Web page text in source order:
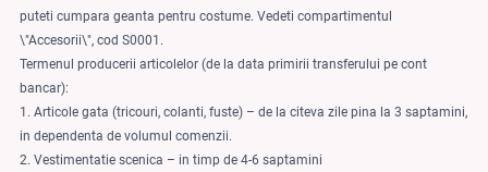
puteti cumpara geanta pentru costume. Vedeti compartimentul
\"Accesorii\", cod S0001.
Termenul producerii articolelor (de la data primirii transferului pe cont
bancar):
1. Articole gata (tricouri, colanti, fuste) – de la citeva zile pina la 3 saptamini,
in dependenta de volumul comenzii.
2. Vestimentatie scenica – in timp de 4-6 saptamini